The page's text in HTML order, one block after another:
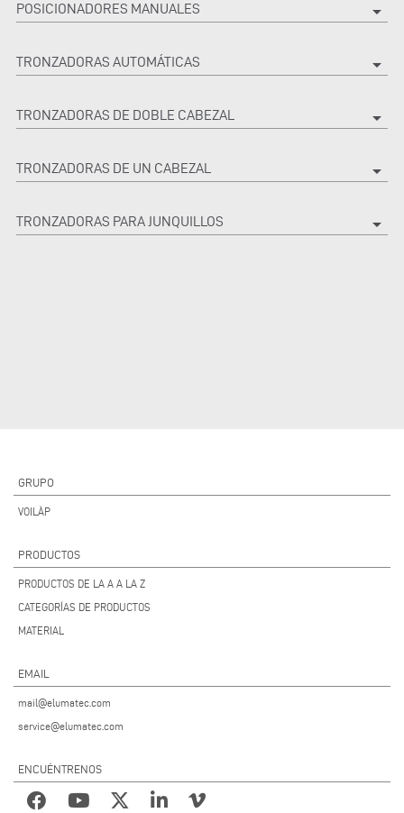
POSICIONADORES MANUALES arrow_drop_down
TRONZADORAS AUTOMÁTICAS arrow_drop_down
TRONZADORAS DE DOBLE CABEZAL arrow_drop_down
TRONZADORAS DE UN CABEZAL arrow_drop_down
TRONZADORAS PARA JUNQUILLOS arrow_drop_down
GRUPO
VOILÀP
PRODUCTOS
PRODUCTOS DE LA A A LA Z
CATEGORÍAS DE PRODUCTOS
MATERIAL
EMAIL
mail@elumatec.com
service@elumatec.com
ENCUÉNTRENOS